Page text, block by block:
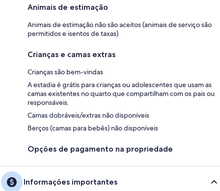
Animais de estimação
Animais de estimação não são aceitos (animais de serviço são
permitidos e isentos de taxas)
Crianças e camas extras
Crianças são bem-vindas
A estadia é grátis para crianças ou adolescentes que usam as
camas existentes no quarto que compartilham com os pais ou
responsáveis.
Camas dobráveis/extras não disponíveis
Berços (camas para bebês) não disponíveis
Opções de pagamento na propriedade
Informações importantes